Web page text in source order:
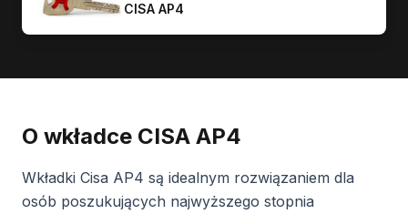
CISA AP4
O wkładce CISA AP4
Wkładki Cisa AP4 są idealnym rozwiązaniem dla
osób poszukujących najwyższego stopnia